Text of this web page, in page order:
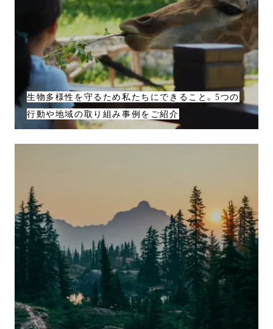
生物多様性を守るため私たちにできること。5つの
行動や地域の取り組み事例をご紹介